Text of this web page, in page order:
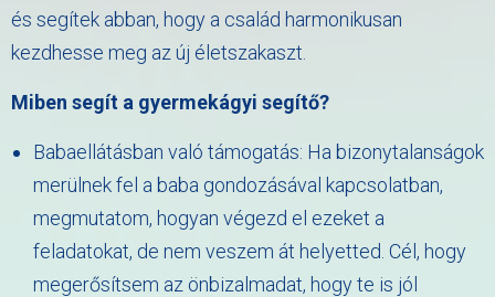
és segítek abban, hogy a család harmonikusan
kezdhesse meg az új életszakaszt.
Miben segít a gyermekágyi segítő?
Babaellátásban való támogatás: Ha bizonytalanságok
merülnek fel a baba gondozásával kapcsolatban,
megmutatom, hogyan végezd el ezeket a
feladatokat, de nem veszem át helyetted. Cél, hogy
megerősítsem az önbizalmadat, hogy te is jól